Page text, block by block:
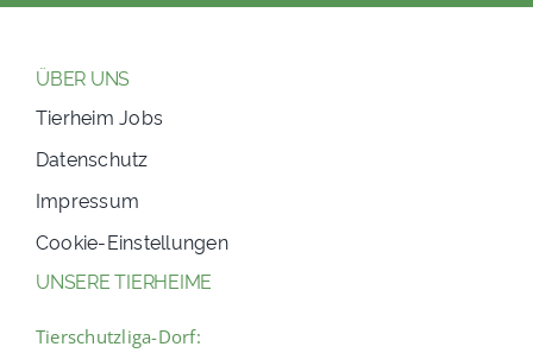
ÜBER UNS
Tierheim Jobs
Datenschutz
Impressum
Cookie-Einstellungen
UNSERE TIERHEIME
Tierschutzliga-Dorf: